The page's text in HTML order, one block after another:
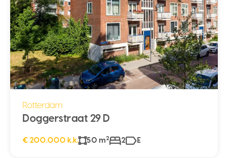
Rotterdam
Doggerstraat 29 D
€ 200.000 k.k. 50 m2 2 E